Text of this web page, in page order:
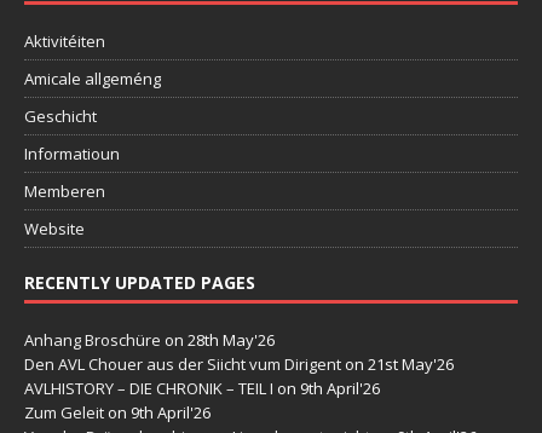
Aktivitéiten
Amicale allgeméng
Geschicht
Informatioun
Memberen
Website
RECENTLY UPDATED PAGES
Anhang Broschüre on 28th May'26
Den AVL Chouer aus der Siicht vum Dirigent on 21st May'26
AVLHISTORY – DIE CHRONIK – TEIL I on 9th April'26
Zum Geleit on 9th April'26